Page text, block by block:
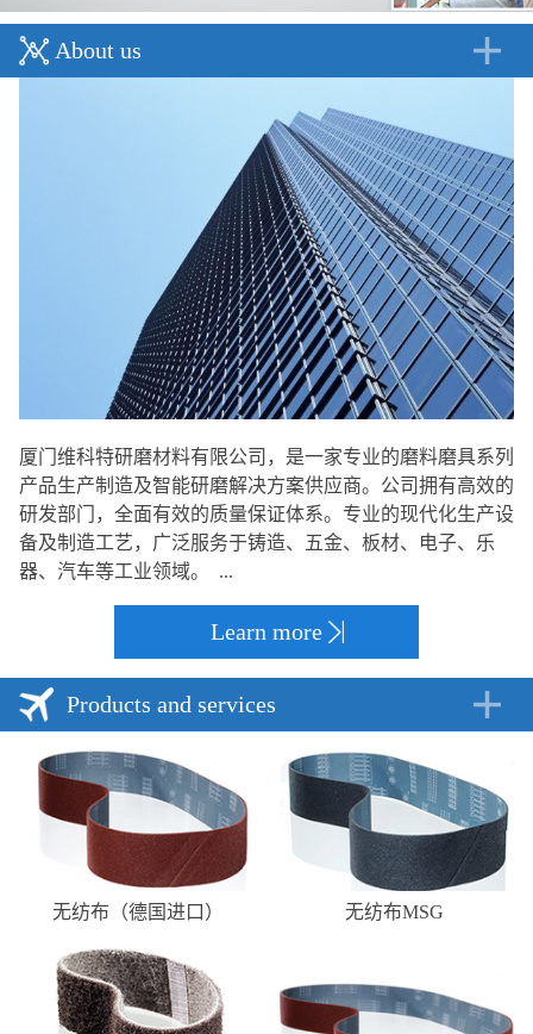
About us
厦门维科特研磨材料有限公司，是一家专业的磨料磨具系列
产品生产制造及智能研磨解决方案供应商。公司拥有高效的
研发部门，全面有效的质量保证体系。专业的现代化生产设
备及制造工艺，广泛服务于铸造、五金、板材、电子、乐
器、汽车等工业领域。 ...
Learn more
Products and services
无纺布（德国进口） 无纺布MSG